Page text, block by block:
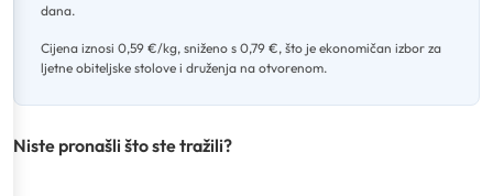
dana.
Cijena iznosi 0,59 €/kg, sniženo s 0,79 €, što je ekonomičan izbor za
ljetne obiteljske stolove i druženja na otvorenom.
Niste pronašli što ste tražili?